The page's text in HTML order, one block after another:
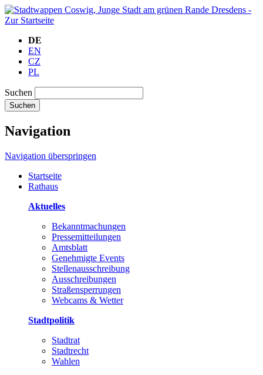
DE
EN
CZ
PL
Suchen
Suchen
Navigation
Navigation überspringen
Startseite
Rathaus
Aktuelles
Bekanntmachungen
Pressemitteilungen
Amtsblatt
Genehmigte Events
Stellenausschreibung
Ausschreibungen
Straßensperrungen
Webcams & Wetter
Stadtpolitik
Stadtrat
Stadtrecht
Wahlen